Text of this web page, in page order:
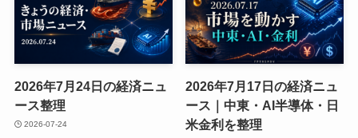
2026年7月24日の経済ニュ
ース整理
2026-07-24
2026年7月17日の経済ニュ
ース｜中東・AI半導体・日
米金利を整理